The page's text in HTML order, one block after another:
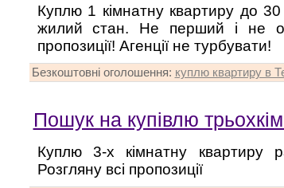
Куплю 1 кімнатну квартиру до
жилий стан. Не перший і не
пропозиції! Агенції не турбувати!
Безкоштовні оголошення: куплю квартиру в
Пошук на купівлю
Куплю 3-х кімнатну квартиру
Розгляну всі пропозиції